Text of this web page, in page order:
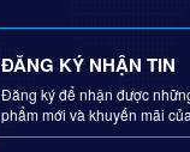
ĐĂNG KÝ NHẬN TIN
Đăng ký để nhận được
phẩm mới và khuyến mãi